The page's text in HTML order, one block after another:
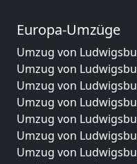
Europa-Umzüge
Umzug von
Umzug von
Umzug von
Umzug von
Umzug von
Umzug von
Umzug von